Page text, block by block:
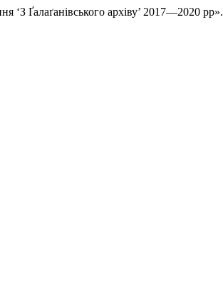
‘З Ґалаґанівського архіву’ 2017—2020 рр».